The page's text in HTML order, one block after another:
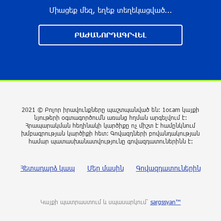
Մարտաֆիլմ հիշեցնող ծեծկռտուք՝
Արարատում. Դաշտավանում կան 10-ից ավելի
վիրավորներ. հնչել են կրակոցներ
Մեսսին ընտանիքի հետ Ռոսարիոյում է.
14 րոպե առաջ
Ուկրաինայի զինված ուժերը հարձակվել են
«Ավելի շուտ Հայաստանը կկռանա».
Միացեք մեզ, եղեք տեղեկացված...
ԲԱԺԱՆՈՐԴԱԳՐՎԵԼ
2021 © Բոլոր իրավունքները պաշտպանված են: 1or.am կայքի
նյութերի օգտագործումն առանց հղման արգելվում է:
Հրապարակման հեղինակի կարծիքը ոչ միշտ է համընկնում
խմբագրության կարծիքի հետ: Գովազդների բովանդակության
համար պատասխանատվությունը գովազդատուներինն է:
Հետադարձ կապ Մեր մասին Գովազդատուներին
Կայքի պատրաստում և սպասարկում՝ sargssyan™